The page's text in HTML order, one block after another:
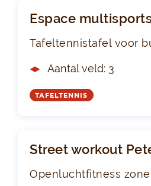
Espace
Tafeltennistafel voor
Aantal veld: 3
TAFELTENNIS
Street workout
Openluchtfitness zone